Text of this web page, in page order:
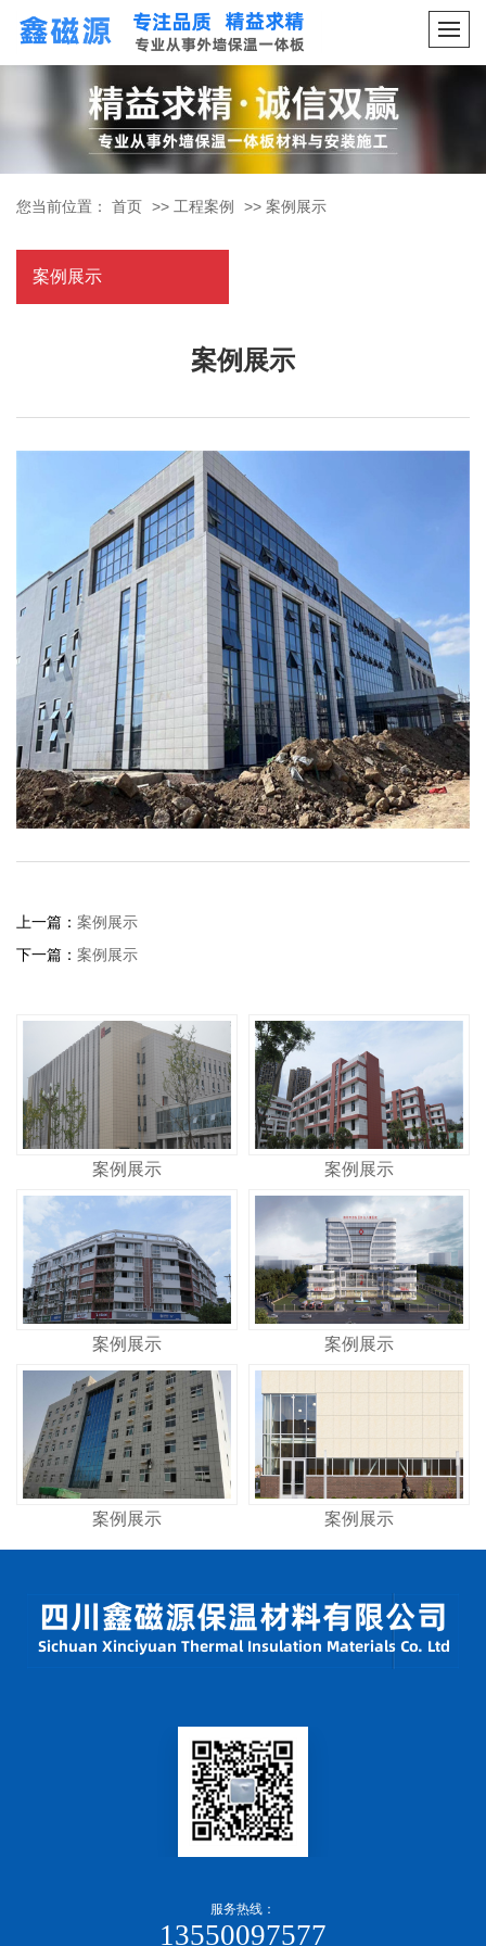
您当前位置： 首页 >> 工程案例 >> 案例展示
案例展示
案例展示
上一篇： 案例展示
下一篇： 案例展示
案例展示 案例展示
案例展示 案例展示
案例展示 案例展示
服务热线：
13550097577